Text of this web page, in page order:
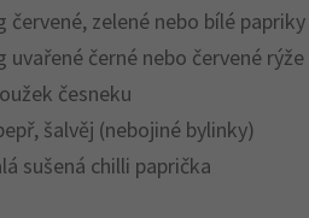
červené, zelené nebo bílé papriky
uvařené černé nebo červené
česneku
šalvěj (nebojiné bylinky)
sušená chilli paprička